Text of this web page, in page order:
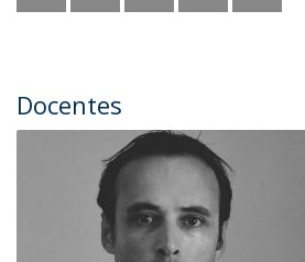
Docentes